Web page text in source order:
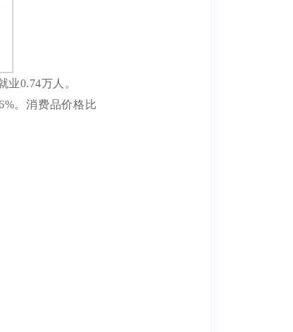
业0.74万人。
。消费品价格比